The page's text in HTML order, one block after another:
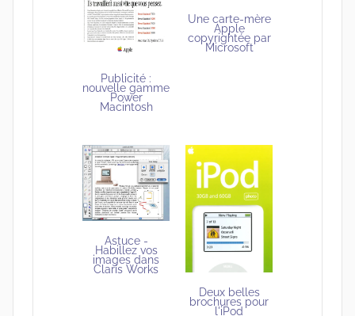
Publicité :
nouvelle gamme
Power
Macintosh
Une carte-mère
Apple
copyrightée par
Microsoft
Astuce -
Habillez vos
images dans
Claris Works
Deux belles
brochures pour
l'iPod